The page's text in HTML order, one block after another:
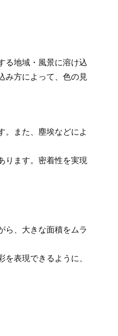
る地域・風景に溶け込
み方によって、色の見
。また、塵埃などによ
ります。密着性を実現
ら、大きな面積をムラ
表現できるように、